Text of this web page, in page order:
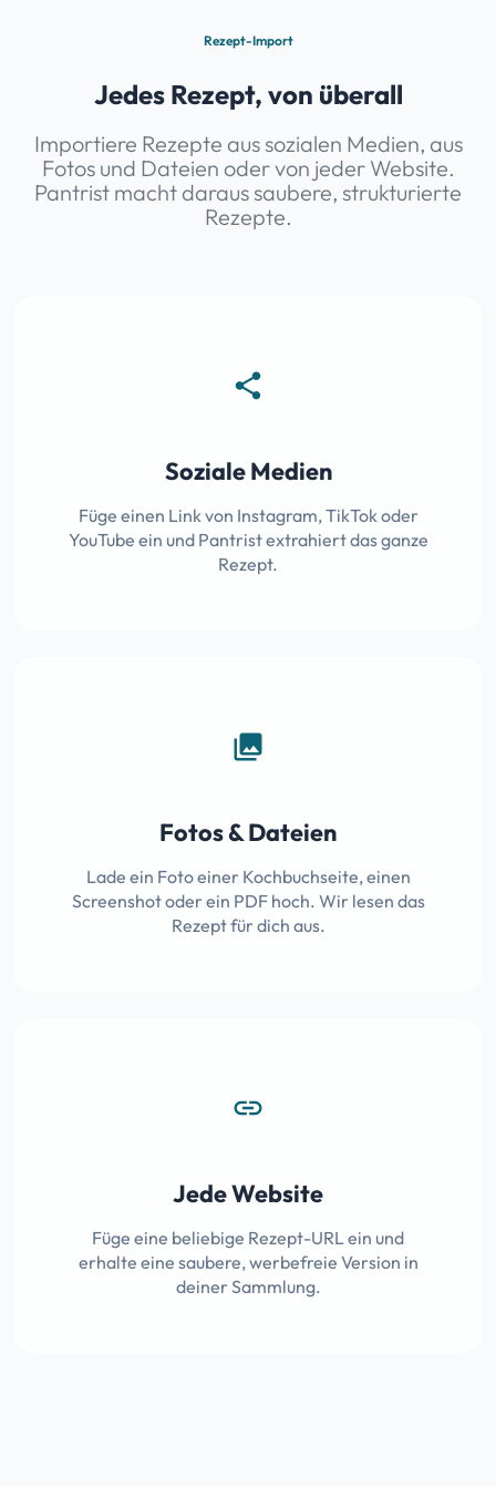
Rezept-Import
Jedes Rezept, von überall
Importiere Rezepte aus sozialen Medien, aus
Fotos und Dateien oder von jeder Website.
Pantrist macht daraus saubere, strukturierte
Rezepte.
share
Soziale Medien
Füge einen Link von Instagram, TikTok oder
YouTube ein und Pantrist extrahiert das ganze
Rezept.
photo_library
Fotos & Dateien
Lade ein Foto einer Kochbuchseite, einen
Screenshot oder ein PDF hoch. Wir lesen das
Rezept für dich aus.
link
Jede Website
Füge eine beliebige Rezept-URL ein und
erhalte eine saubere, werbefreie Version in
deiner Sammlung.